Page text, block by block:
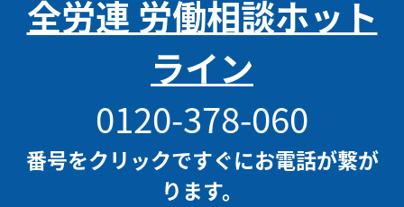
全労連 労働相談ホット
ライン
0120-378-060
番号をクリックですぐにお電話が繋が
ります。